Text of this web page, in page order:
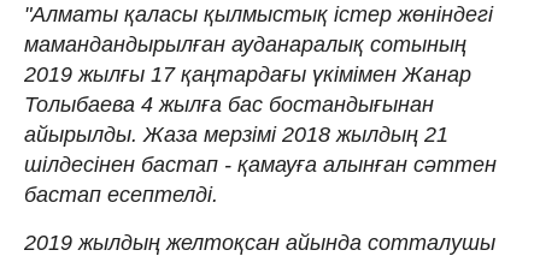
"Алматы қаласы қылмыстық істер жөніндегі
мамандандырылған ауданаралық сотының
2019 жылғы 17 қаңтардағы үкімімен Жанар
Толыбаева 4 жылға бас бостандығынан
айырылды. Жаза мерзімі 2018 жылдың 21
шілдесінен бастап - қамауға алынған сәттен
бастап есептелді.
2019 жылдың желтоқсан айында сотталушы